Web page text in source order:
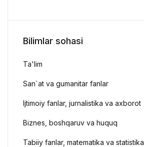
Bilimlar sohasi
Ta'lim
San`at va gumanitar fanlar
Ijtimoiy fanlar, jurnalistika va axborot
Biznes, boshqaruv va huquq
Tabiiy fanlar, matematika va statistika